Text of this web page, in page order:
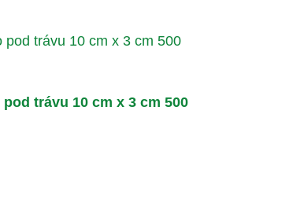
trávu 10 cm x 3 cm 500